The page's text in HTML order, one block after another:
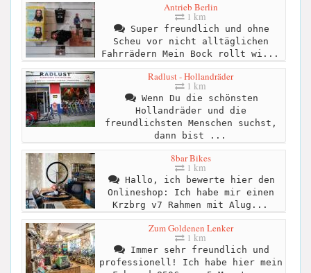
Antrieb Berlin
1 km
Super freundlich und ohne
Scheu vor nicht alltäglichen
Fahrrädern Mein Bock rollt wi...
Radlust - Hollandräder
1 km
Wenn Du die schönsten
Hollandräder und die
freundlichsten Menschen suchst,
dann bist ...
8bar Bikes
1 km
Hallo, ich bewerte hier den
Onlineshop: Ich habe mir einen
Krzbrg v7 Rahmen mit Alug...
Zum Goldenen Lenker
1 km
Immer sehr freundlich und
professionell! Ich habe hier mein